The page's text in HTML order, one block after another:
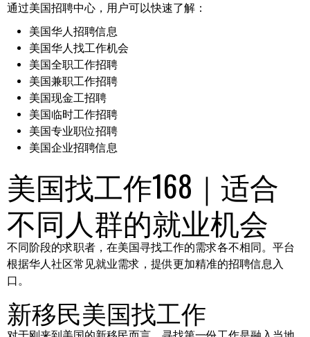
通过美国招聘中心，用户可以快速了解：
美国华人招聘信息
美国华人找工作机会
美国全职工作招聘
美国兼职工作招聘
美国现金工招聘
美国临时工作招聘
美国专业职位招聘
美国企业招聘信息
美国找工作168｜适合
不同人群的就业机会
不同阶段的求职者，在美国寻找工作的需求各不相同。平台
根据华人社区常见就业需求，提供更加精准的招聘信息入
口。
新移民美国找工作